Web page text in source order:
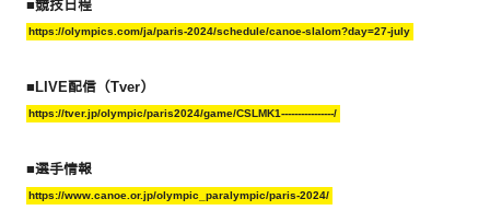
■競技日程
https://olympics.com/ja/paris-2024/schedule/canoe-slalom?day=27-july
■LIVE配信（Tver）
https://tver.jp/olympic/paris2024/game/CSLMK1----------------/
■選手情報
https://www.canoe.or.jp/olympic_paralympic/paris-2024/